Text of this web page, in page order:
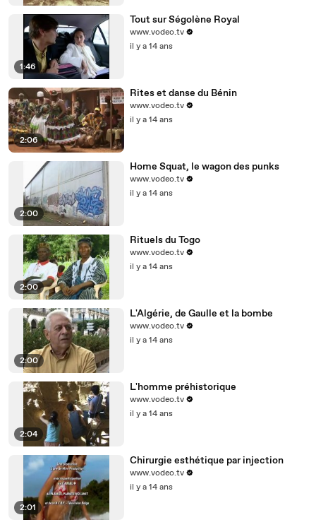
1:46
Tout sur Ségolène Royal
www.vodeo.tv
il y a 14 ans
2:06
Rites et danse du Bénin
www.vodeo.tv
il y a 14 ans
2:00
Home Squat, le wagon des punks
www.vodeo.tv
il y a 14 ans
2:00
Rituels du Togo
www.vodeo.tv
il y a 14 ans
2:00
L'Algérie, de Gaulle et la bombe
www.vodeo.tv
il y a 14 ans
2:04
L'homme préhistorique
www.vodeo.tv
il y a 14 ans
2:01
Chirurgie esthétique par injection
www.vodeo.tv
il y a 14 ans